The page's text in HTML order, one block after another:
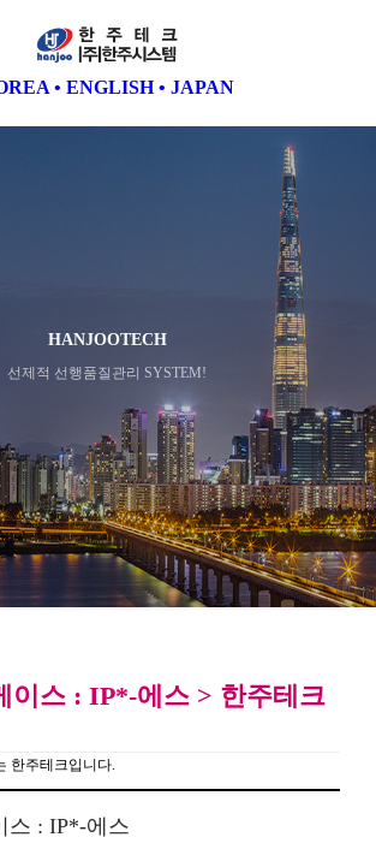
• ENGLISH • JAPAN
HANJOOTECH
선제적 선행품질관리 SYSTEM!
이스 : IP*-에스 > 한주테크
한주테크입니다.
스 : IP*-에스